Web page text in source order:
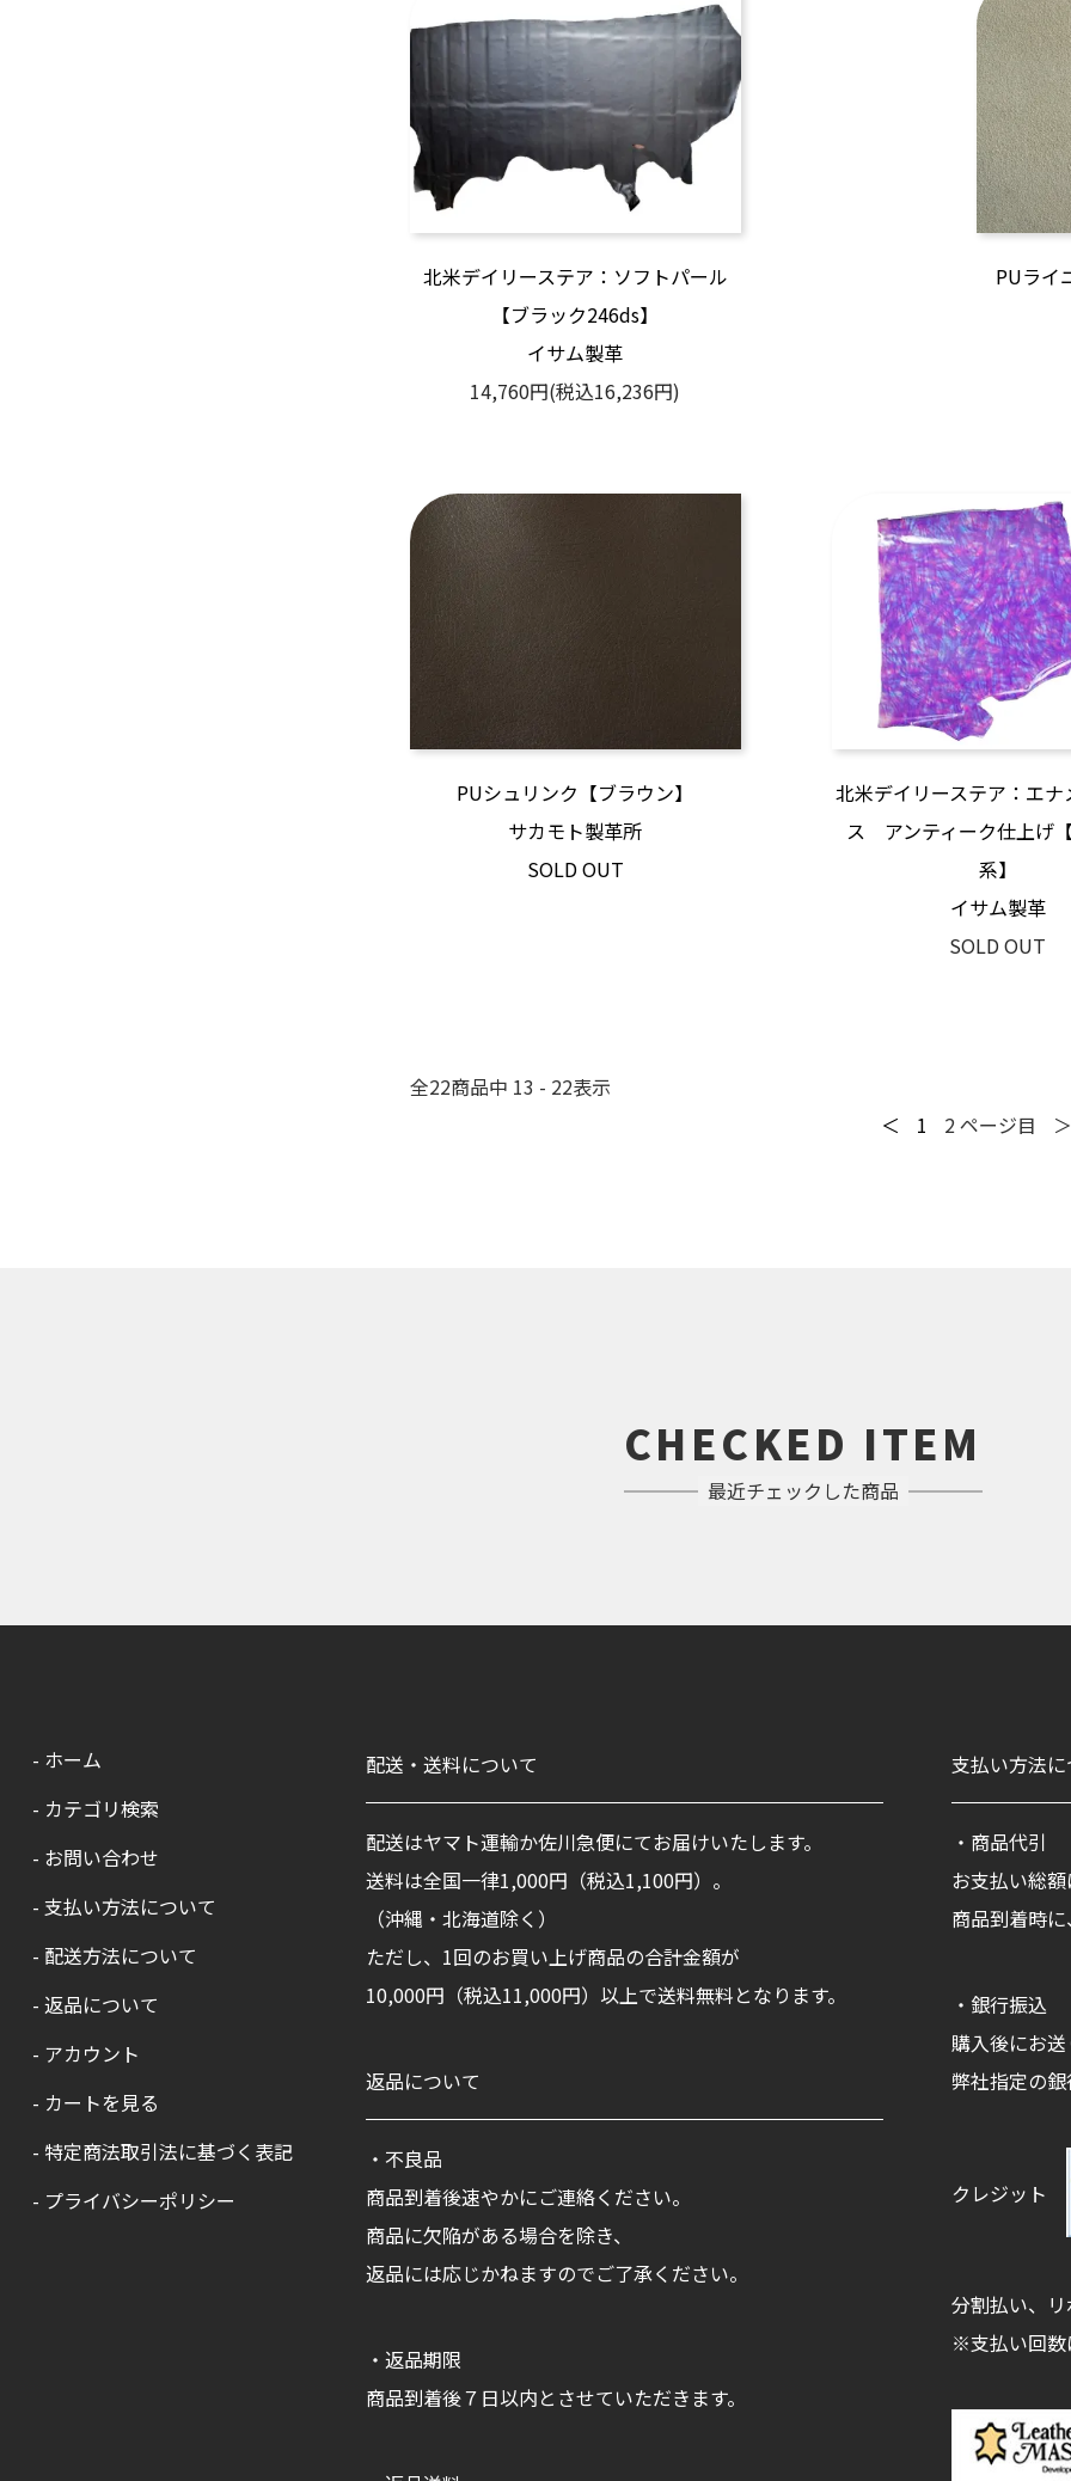
北米デイリーステア：ソフトパール
【ブラック246ds】
イサム製革
14,760円(税込16,236円)
PUライ
PUシュリンク【ブラウン】
サカモト製革所
SOLD OUT
北米デイリーステア：エ
ス アンティーク仕上げ
系】
イサム製革
SOLD OUT
全22商品中 13 - 22表示
＜
1 2ページ目
CHECKED ITEM
最近チェックした商品
- ホーム
- カテゴリ検索
- お問い合わせ
- 支払い方法について
- 配送方法について
- 返品について
- アカウント
- カートを見る
- 特定商法取引法に基づく表記
- プライバシーポリシー
配送・送料について
配送はヤマト運輸か佐川急便にてお届けいたします。
送料は全国一律1,000円（税込1,100円）。
（沖縄・北海道除く）
ただし、1回のお買い上げ商品の合計金額が
10,000円（税込11,000円）以上で送料無料となります。
返品について
・不良品
商品到着後速やかにご連絡ください。
商品に欠陥がある場合を除き、
返品には応じかねますのでご了承ください。
・返品期限
商品到着後７日以内とさせていただきます。
支払い方法
・商品代引
お支払い総
商品到着時
・銀行振込
購入後にお
弊社指定の
クレジット
分割払い、
※支払い回数